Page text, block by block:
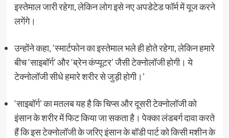
इस्तेमाल जारी रहेगा, लेकिन लोग इसे नए अपडेटेड फॉर्म में यूज करने
लगेंगे।
उन्होंने कहा, ‘स्मार्टफोन का इस्तेमाल भले ही होते रहेगा, लेकिन हमारे
बीच ‘साइबॉर्ग’ और ‘ब्रेन कंप्यूटर’ जैसी टेक्नोलॉजी होगी। ये
टेक्नोलॉजी सीधे हमारे शरीर से जुड़ी होगी।’
‘साइबॉर्ग’ का मतलब यह है कि चिप्स और दूसरी टेक्नोलॉजी को
इंसान के शरीर में फिट किया जा सकता है। पेक्का लंडबर्ग दावा करते
हैं कि इस टेक्नोलॉजी के जरिए इंसान के बॉडी पार्ट को किसी मशीन के